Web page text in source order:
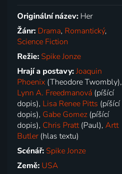
Originální název: Her
Žánr: Drama, Romantický,
Science Fiction
Režie: Spike Jonze
Hrají a postavy:Joaquin
Phoenix (Theodore Twombly),
Lynn A. Freedmanová (píšící
dopis), Lisa Renee Pitts (píšící
dopis), Gabe Gomez (píšící
dopis), Chris Pratt(Paul),Artt
Butler(hlas textu)
Scénář: Spike Jonze
Země: USA